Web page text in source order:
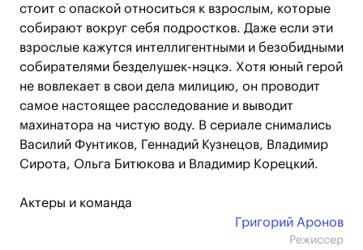
стоит с опаской относиться к взрослым, которые
собирают вокруг себя подростков. Даже если эти
взрослые кажутся интеллигентными и безобидными
собирателями безделушек-нэцкэ. Хотя юный герой
не вовлекает в свои дела милицию, он проводит
самое настоящее расследование и выводит
махинатора на чистую воду. В сериале снимались
Василий Фунтиков, Геннадий Кузнецов, Владимир
Сирота, Ольга Битюкова и Владимир Корецкий.
Актеры и команда
Григорий Аронов
Режиссер